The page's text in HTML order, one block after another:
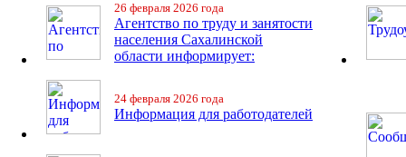
26 февраля 2026 года
Агентство по труду и занятости
населения Сахалинской
области информирует:
24 февраля 2026 года
Информация для работодателей